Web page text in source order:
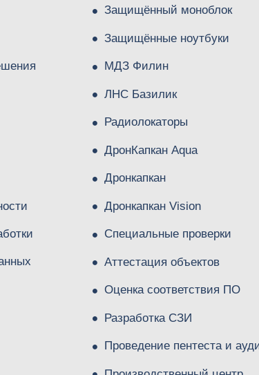
Защищённый моноблок
Защищённые ноутбуки
МДЗ Филин
ЛНС Базилик
Радиолокаторы
ДронКапкан Aqua
Дронкапкан
Дронкапкан Vision
Специальные проверки
Аттестация объектов
Оценка соответствия ПО
Разработка СЗИ
Проведение пентеста и